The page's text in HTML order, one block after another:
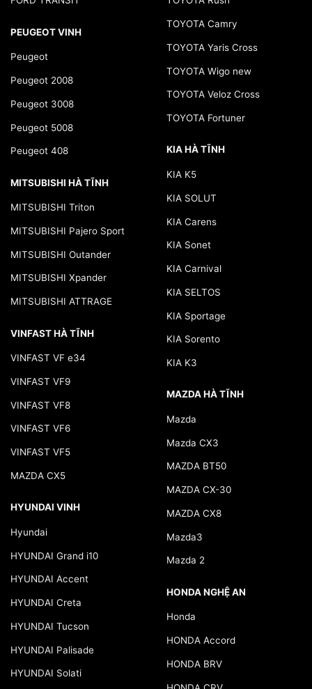
PEUGEOT VINH
Peugeot
Peugeot 2008
Peugeot 3008
Peugeot 5008
Peugeot 408
MITSUBISHI HÀ TĨNH
MITSUBISHI Triton
MITSUBISHI Pajero Sport
MITSUBISHI Outander
MITSUBISHI Xpander
MITSUBISHI ATTRAGE
VINFAST HÀ TĨNH
VINFAST VF e34
VINFAST VF9
VINFAST VF8
VINFAST VF6
VINFAST VF5
MAZDA CX5
HYUNDAI VINH
Hyundai
HYUNDAI Grand i10
HYUNDAI Accent
HYUNDAI Creta
HYUNDAI Tucson
HYUNDAI Palisade
HYUNDAI Solati
TOYOTA Camry
TOYOTA Yaris Cross
TOYOTA Wigo new
TOYOTA Veloz Cross
TOYOTA Fortuner
KIA HÀ TĨNH
KIA K5
KIA SOLUT
KIA Carens
KIA Sonet
KIA Carnival
KIA SELTOS
KIA Sportage
KIA Sorento
KIA K3
MAZDA HÀ TĨNH
Mazda
Mazda CX3
MAZDA BT50
MAZDA CX-30
MAZDA CX8
Mazda3
Mazda 2
HONDA NGHỆ AN
Honda
HONDA Accord
HONDA BRV